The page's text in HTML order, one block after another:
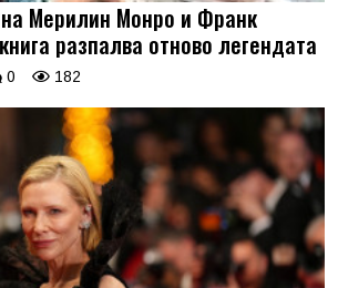
Мерилин Монро и Франк
разпалва отново легендата
0 182